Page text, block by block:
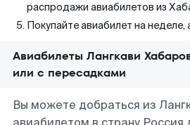
распродажи авиабилетов из
Покупайте авиабилет на неделе,
Авиабилеты Лангкави
или с пересадками
Вы можете добраться из